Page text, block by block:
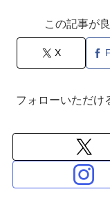
この記事が
X
フォローいただけ